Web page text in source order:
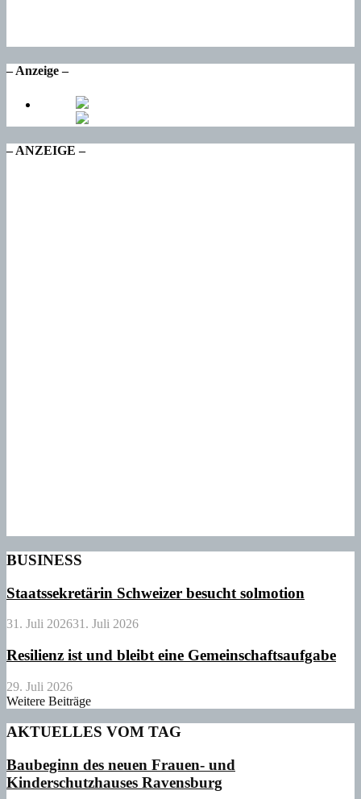
– Anzeige –
– ANZEIGE –
BUSINESS
Staatssekretärin Schweizer besucht solmotion
31. Juli 202631. Juli 2026
Resilienz ist und bleibt eine Gemeinschaftsaufgabe
29. Juli 2026
Weitere Beiträge
AKTUELLES VOM TAG
Baubeginn des neuen Frauen- und
Kinderschutzhauses Ravensburg